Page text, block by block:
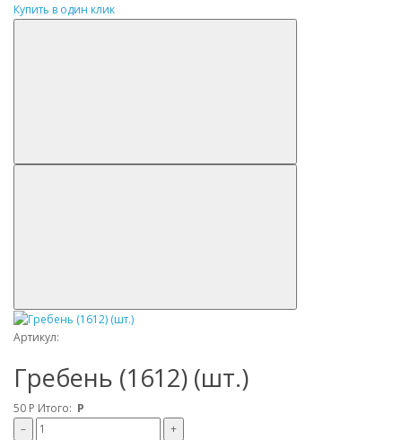
Купить в один клик
Артикул:
Гребень (1612) (шт.)
50 Р Итого: Р
–
+